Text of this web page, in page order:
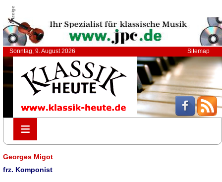
Anzeige
Sonntag, 9. August 2026 Sitemap
≡
≡
Georges Migot
frz. Komponist